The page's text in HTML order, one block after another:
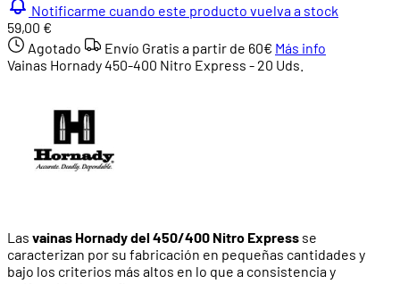
Notificarme cuando este producto vuelva a stock
59,00 €
Agotado
Envío Gratis a partir de 60€ Más info
Vainas Hornady 450-400 Nitro Express - 20 Uds.
Las vainas Hornady del 450/400 Nitro Express se
caracterizan por su fabricación en pequeñas cantidades y
bajo los criterios más altos en lo que a consistencia y